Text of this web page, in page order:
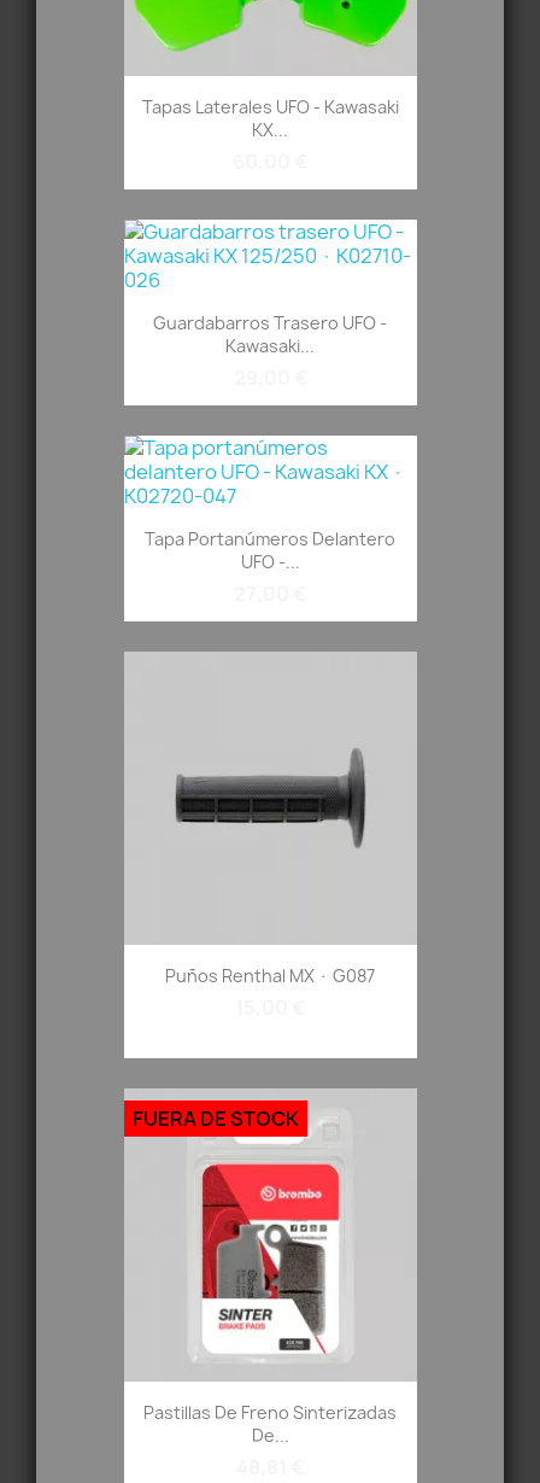
Tapas Laterales UFO - Kawasaki
KX...
Guardabarros Trasero UFO -
Kawasaki...
Tapa Portanúmeros Delantero
UFO -...
Puños Renthal MX · G087
Pastillas De Freno Sinterizadas
De...
FUERA DE STOCK